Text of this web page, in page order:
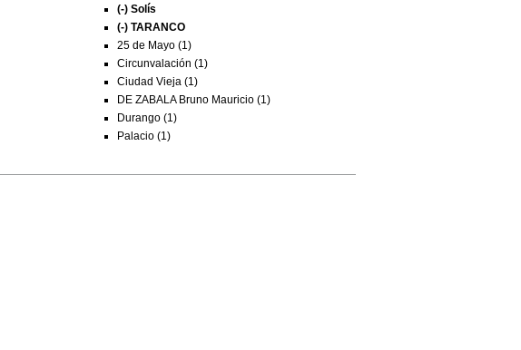
(-) Solís
(-) TARANCO
25 de Mayo (1)
Circunvalación (1)
Ciudad Vieja (1)
DE ZABALA Bruno Mauricio (1)
Durango (1)
Palacio (1)